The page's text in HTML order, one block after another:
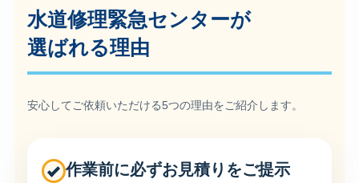
水道修理緊急センターが
選ばれる理由
安心してご依頼いただける5つの理由をご紹介します。
作業前に必ずお見積りをご提示